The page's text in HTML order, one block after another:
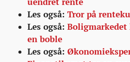
Les også: Tror på
Les også:
en boble
Les også: